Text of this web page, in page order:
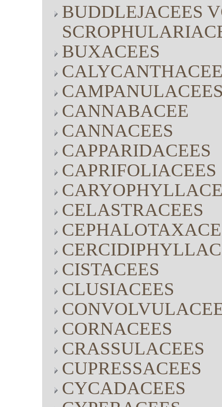
BUDDLEJACEES
BUXACEES
CANNABACEE
CANNACEES
CAPPARIDACEES
CAPRIFOLIACEES
CELASTRACEES
CISTACEES
CLUSIACEES
CORNACEES
CRASSULACEES
CUPRESSACEES
CYCADACEES